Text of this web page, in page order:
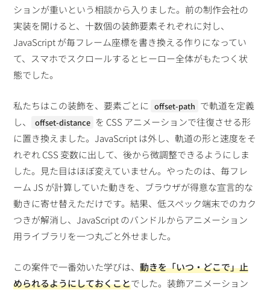
ションが重いという相談から入りました。前の制作会社の
実装を開けると、十数個の装飾要素それぞれに対し、
JavaScript が毎フレーム座標を書き換える作りになってい
て、スマホでスクロールするとヒーロー全体がもたつく状
態でした。
私たちはこの装飾を、要素ごとに offset-path で軌道を定義
し、
offset-distance を CSS アニメーションで往復させる形
に置き換えました。JavaScript は外し、軌道の形と速度をそ
れぞれ CSS 変数に出して、後から微調整できるようにしま
した。見た目はほぼ変えていません。やったのは、毎フレ
ーム JS が計算していた動きを、ブラウザが得意な宣言的な
動きに寄せ替えただけです。結果、低スペック端末でのカク
つきが解消し、JavaScript のバンドルからアニメーション
用ライブラリを一つ丸ごと外せました。
この案件で一番効いた学びは、動きを「いつ・どこで」止
められるようにしておくことでした。装飾アニメーション